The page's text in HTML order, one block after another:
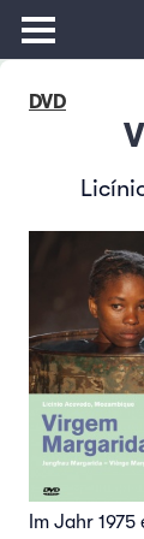
DVD
Im Jahr